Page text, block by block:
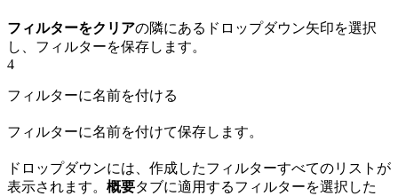
フィルターをクリアの隣にあるドロップダウン矢印を選択
し、フィルターを保存します。
4
フィルターに名前を付ける
フィルターに名前を付けて保存します。
ドロップダウンには、作成したフィルターすべてのリストが
表示されます。 概要タブに適用するフィルターを選択した